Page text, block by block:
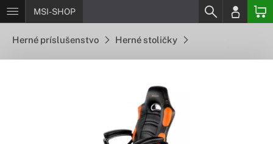
MSI-SHOP
Herné príslušenstvo Herné stoličky